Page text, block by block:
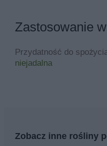
Zastosowanie
Przydatność do
niejadalna
Zobacz inne rośliny